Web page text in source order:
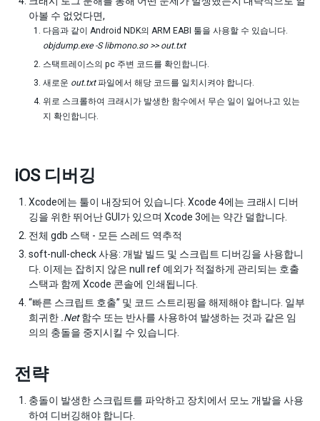
아볼 수 없었다면,
다음과 같이 Android NDK의 ARM EABI 툴을 사용할 수 있습니다.
objdump.exe -S libmono.so >> out.txt
스택트레이스의 pc 주변 코드를 확인합니다.
새로운 out.txt파일에서 해당 코드를 일치시켜야 합니다.
위로 스크롤하여 크래시가 발생한 함수에서 무슨 일이 일어나고 있는
지 확인합니다.
iOS 디버깅
Xcode에는 툴이 내장되어 있습니다. Xcode 4에는 크래시 디버
깅을 위한 뛰어난 GUI가 있으며 Xcode 3에는 약간 덜합니다.
전체 gdb 스택 - 모든 스레드 역추적
soft-null-check 사용: 개발 빌드 및 스크립트 디버깅을 사용합니
다. 이제는 잡히지 않은 null ref 예외가 적절하게 관리되는 호출
스택과 함께 Xcode 콘솔에 인쇄됩니다.
“빠른 스크립트 호출” 및 코드 스트리핑을 해제해야 합니다. 일부
희귀한 .Net함수 또는 반사를 사용하여 발생하는 것과 같은 임
의의 충돌을 중지시킬 수 있습니다.
전략
충돌이 발생한 스크립트를 파악하고 장치에서 모노 개발을 사용
하여 디버깅해야 합니다.